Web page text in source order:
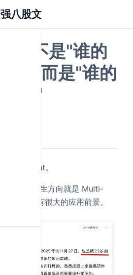
八股文
，不是"谁的
"，而是"谁的
稳"
Agent。
window)
录友，研究生方向就是 Multi-
不错的，有很大的应用前景。